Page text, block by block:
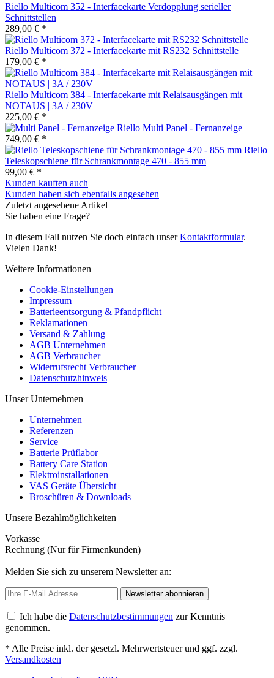
Riello Multicom 352 - Interfacekarte Verdopplung serieller
Schnittstellen
289,00 € *
Riello Multicom 372 - Interfacekarte mit RS232 Schnittstelle
179,00 € *
Riello Multicom 384 - Interfacekarte mit Relaisausgängen mit
NOTAUS | 3A / 230V
225,00 € *
Riello Multi Panel - Fernanzeige
749,00 € *
Riello
Teleskopschiene für Schrankmontage 470 - 855 mm
99,00 € *
Kunden kauften auch
Kunden haben sich ebenfalls angesehen
Zuletzt angesehene Artikel
Sie haben eine Frage?
In diesem Fall nutzen Sie doch einfach unserKontaktformular.
Vielen Dank!
Weitere Informationen
Cookie-Einstellungen
Impressum
Batterieentsorgung & Pfandpflicht
Reklamationen
Versand & Zahlung
AGB Unternehmen
AGB Verbraucher
Widerrufsrecht Verbraucher
Datenschutzhinweis
Unser Unternehmen
Unternehmen
Referenzen
Service
Batterie Prüflabor
Battery Care Station
Elektroinstallationen
VAS Geräte Übersicht
Broschüren & Downloads
Unsere Bezahlmöglichkeiten
Vorkasse
Rechnung (Nur für Firmenkunden)
Melden Sie sich zu unserem Newsletter an:
Newsletter abonnieren
Ich habe die Datenschutzbestimmungen zur Kenntnis
genommen.
* Alle Preise inkl. der gesetzl. Mehrwertsteuer und ggf. zzgl.
Versandkosten